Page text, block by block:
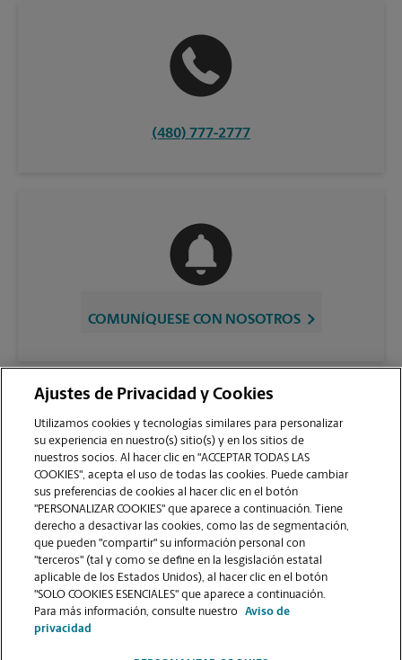
(480) 777-2777
COMUNÍQUESE CON NOSOTROS
VER LA PÁGINA DE LA TIENDA
Copyright © 1994-
Ajustes de Privacidad y Cookies
Utilizamos cookies y tecnologías similares para personalizar
su experiencia en nuestro(s) sitio(s) y en los sitios de
nuestros socios. Al hacer clic en "ACCEPTAR TODAS LAS
COOKIES", acepta el uso de todas las cookies. Puede cambiar
sus preferencias de cookies al hacer clic en el botón
"PERSONALIZAR COOKIES" que aparece a continuación. Tiene
derecho a desactivar las cookies, como las de segmentación,
que pueden "compartir" su información personal con
"terceros" (tal y como se define en la lesgislación estatal
aplicable de los Estados Unidos), al hacer clic en el botón
"SOLO COOKIES ESENCIALES" que aparece a continuación.
Para más información, consulte nuestro
Aviso de
privacidad